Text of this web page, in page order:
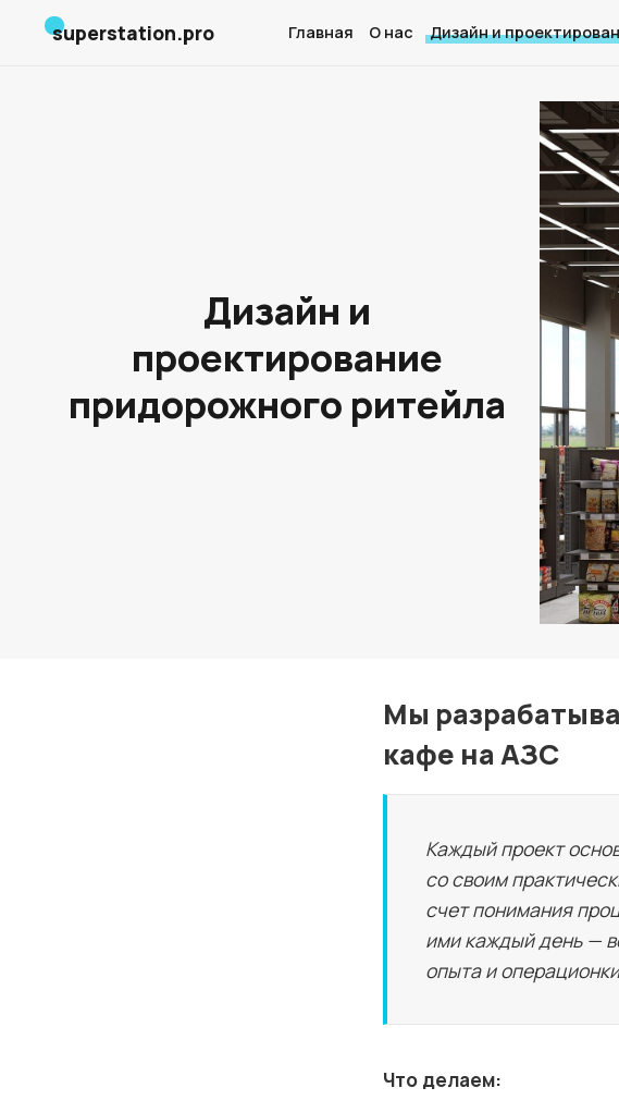
superstation.pro Главная О нас Дизайн и
Дизайн и
проектирование
придорожного ритейла
Мы
кафе на АЗС
Каждый проект
со своим
счет понимания
ими каждый день —
опыта и
Что делаем: